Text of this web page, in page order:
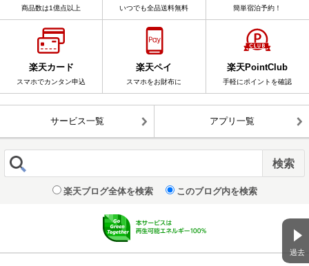
過去
商品数は1億点以上 いつでも全品送料無料 簡単宿泊予約！
楽天カード
スマホでカンタン申込
楽天ペイ
スマホをお財布に
楽天PointClub
手軽にポイントを確認
サービス一覧 アプリ一覧
楽天ブログ全体を検索 このブログ内を検索